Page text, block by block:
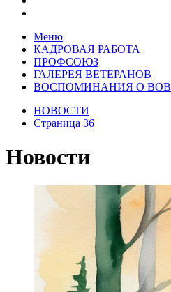
Меню
КАДРОВАЯ РАБОТА
ПРОФСОЮЗ
ГАЛЕРЕЯ ВЕТЕРАНОВ
ВОСПОМИНАНИЯ О ВОВ
НОВОСТИ
Страница 36
Новости